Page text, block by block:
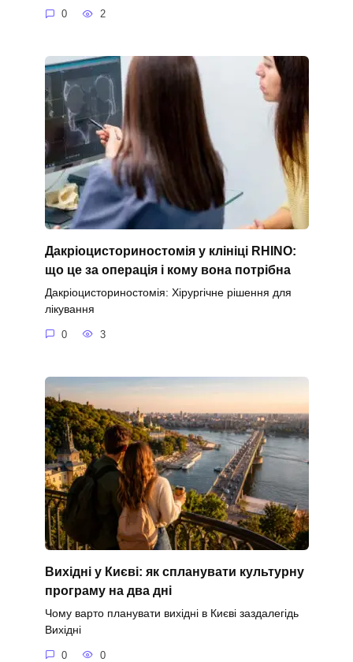
0 2
Дакріоцисториностомія у клініці RHINO:
що це за операція і кому вона потрібна
Дакріоцисториностомія: Хірургічне рішення для
лікування
0 3
Вихідні у Києві: як спланувати культурну
програму на два дні
Чому варто планувати вихідні в Києві заздалегідь
Вихідні
0 0